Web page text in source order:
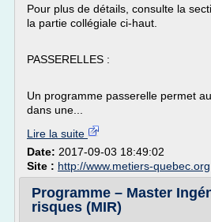
Pour plus de détails, consulte la
la partie collégiale ci-haut.
PASSERELLES :
Un programme passerelle permet
dans une...
Lire la suite
Date: 2017-09-03 18:49:02
Site : http://www.metiers-quebec.org
Programme – Master
risques (MIR)